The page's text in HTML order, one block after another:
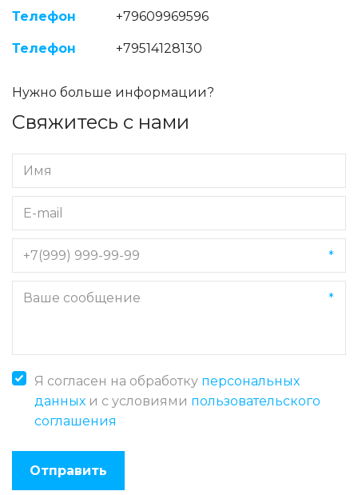
Телефон +79609969596
Телефон +79514128130
Нужно больше информации?
Свяжитесь с нами
*
*
Я согласен на обработку персональных
данных и с условиями пользовательского
соглашения
Отправить